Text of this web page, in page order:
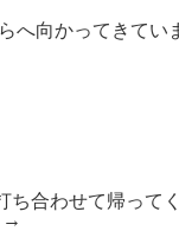
へ向かってきて
合わせて帰っ
→